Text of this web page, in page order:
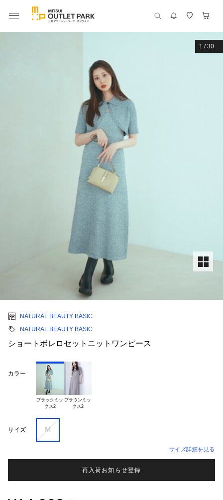
1 /30
NATURAL BEAUTY BASIC
NATURAL BEAUTY BASIC
ショートボレロセットニットワンピース
カラー
ブラックミッ
クス2
ブラウンミッ
クス2
サイズ Ｍ
サイズ詳細を見る
再入荷お知らせ登録